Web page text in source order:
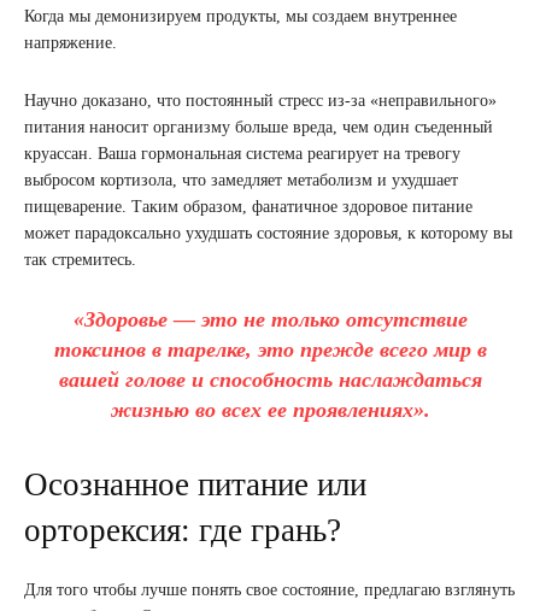
Когда мы демонизируем продукты, мы создаем внутреннее
напряжение.
Научно доказано, что постоянный стресс из-за «неправильного»
питания наносит организму больше вреда, чем один съеденный
круассан. Ваша гормональная система реагирует на тревогу
выбросом кортизола, что замедляет метаболизм и ухудшает
пищеварение. Таким образом, фанатичное здоровое питание
может парадоксально ухудшать состояние здоровья, к которому вы
так стремитесь.
«Здоровье — это не только отсутствие
токсинов в тарелке, это прежде всего мир в
вашей голове и способность наслаждаться
жизнью во всех ее проявлениях».
Осознанное питание или
орторексия: где грань?
Для того чтобы лучше понять свое состояние, предлагаю взглянуть